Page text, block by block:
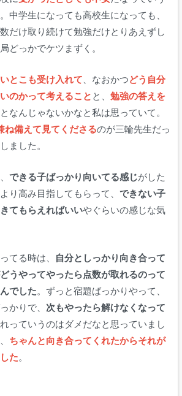
中学生になっても高校生になっても、
だけ取り続けて勉強だけとりあえずし
どっかでケツまずく。
とこも受け入れて、なおかつどう自分
のかって考えること と、 勉強の答えを
なんじゃないかなと私は思っていて。
ね備えて見てくださるのが三輪先生だっ
ました。
できる子ばっかり向いてる感じがした
り高み目指してもらって、 できない子
てもらえればいいやぐらいの感じな気
てる時は、
自分としっかり向き合って
うやってやったら点数が取れるのって
でした。ずっと宿題ばっかりやって、
かりで、 次もやったら解けなくなって
っていうのはダメだなと思っていまし
、 ちゃんと向き合ってくれたからそれが
た。